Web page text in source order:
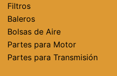
Filtros
Baleros
Bolsas de Aire
Partes para Motor
Partes para Transmisión